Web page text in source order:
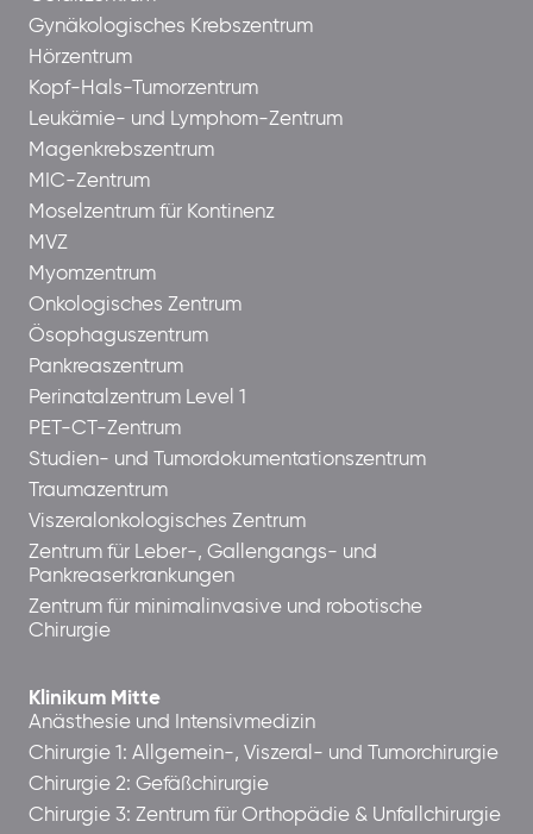
Gynäkologisches Krebszentrum
Hörzentrum
Kopf-Hals-Tumorzentrum
Leukämie- und Lymphom-Zentrum
Magenkrebszentrum
MIC-Zentrum
Moselzentrum für Kontinenz
MVZ
Myomzentrum
Onkologisches Zentrum
Ösophaguszentrum
Pankreaszentrum
Perinatalzentrum Level 1
PET-CT-Zentrum
Studien- und Tumordokumentationszentrum
Traumazentrum
Viszeralonkologisches Zentrum
Zentrum für Leber-, Gallengangs- und
Pankreaserkrankungen
Zentrum für minimalinvasive und robotische
Chirurgie
Klinikum Mitte
Anästhesie und Intensivmedizin
Chirurgie 1: Allgemein-, Viszeral- und Tumorchirurgie
Chirurgie 2: Gefäßchirurgie
Chirurgie 3: Zentrum für Orthopädie & Unfallchirurgie